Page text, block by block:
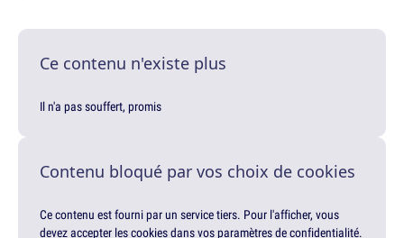
Ce contenu n'existe plus
Il n'a pas souffert, promis
Contenu bloqué par vos choix de cookies
Ce contenu est fourni par un service tiers. Pour l'afficher, vous
devez accepter les cookies dans vos paramètres de confidentialité.